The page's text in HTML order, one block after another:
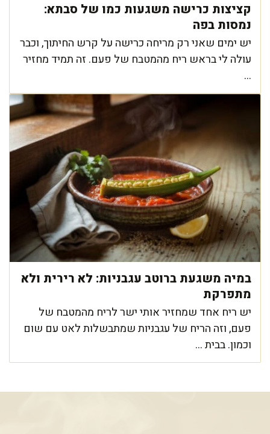
קציצות כרישה משגעות כמו של סבתא:
נמסות בפה
יש ימים שאני רק מריחה כרישה על קרש החיתוך, וכבר
עולה לי בראש ריח מהמטבח של פעם. זה תמיד מחזיר
...
במיה משגעת ברוטב עגבניות: לא רירית ולא
מתפרקת
יש ריח אחד שמחזיר אותי ישר לריח מהמטבח של
פעם, וזה הריח של עגבניות שמתבשלות לאט עם שום
וכמון. בבית ...